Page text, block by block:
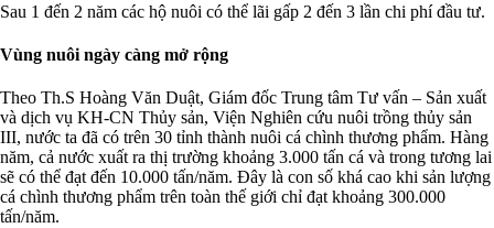
Sau 1 đến 2 năm các hộ nuôi có thể lãi gấp 2 đến 3 lần chi phí đầu tư.
Vùng nuôi ngày càng mở rộng
Theo Th.S Hoàng Văn Duật, Giám đốc Trung tâm Tư vấn – Sản xuất
và dịch vụ KH-CN Thủy sản, Viện Nghiên cứu nuôi trồng thủy sản
III, nước ta đã có trên 30 tỉnh thành nuôi cá chình thương phẩm. Hàng
năm, cả nước xuất ra thị trường khoảng 3.000 tấn cá và trong tương lai
sẽ có thể đạt đến 10.000 tấn/năm. Đây là con số khá cao khi sản lượng
cá chình thương phẩm trên toàn thế giới chỉ đạt khoảng 300.000
tấn/năm.